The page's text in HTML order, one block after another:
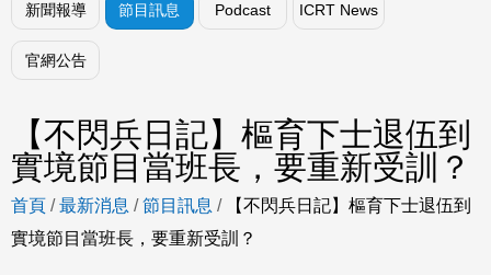
新聞報導 節目訊息 Podcast ICRT News
官網公告
【不閃兵日記】樞育下士退伍到
實境節目當班長，要重新受訓？
首頁 /最新消息 /節目訊息 /
【不閃兵日記】樞育下士退伍到
實境節目當班長，要重新受訓？